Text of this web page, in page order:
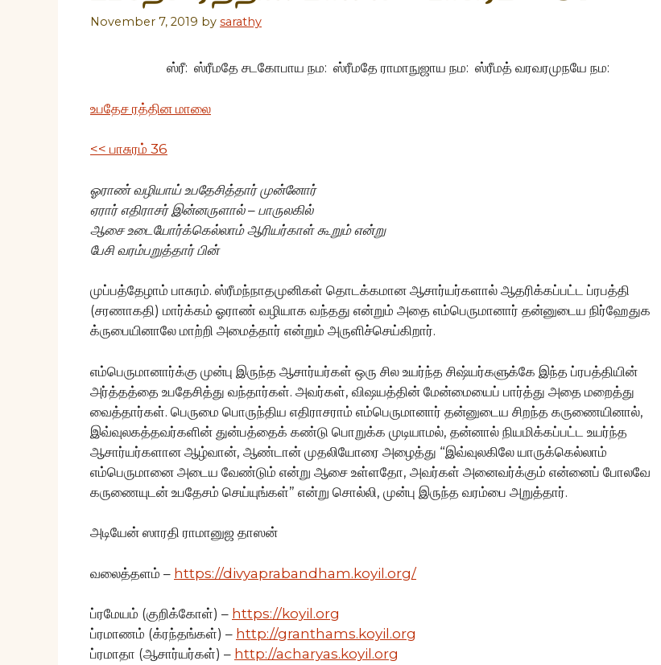
November 7, 2019 by sarathy
ஸ்ரீ: ஸ்ரீமதே சடகோபாய நம: ஸ்ரீமதே ராமாநுஜாய நம: ஸ்ரீமத் வரவரமுநயே நம:
உபதேச ரத்தின மாலை
<< பாசுரம் 36
ஓராண் வழியாய் உபதேசித்தார் முன்னோர்
ஏரார் எதிராசர் இன்னருளால்– பாருலகில்
ஆசை உடையோர்க்கெல்லாம் ஆரியர்காள் கூறும் என்று
பேசி வரம்பறுத்தார் பின்
முப்பத்தேழாம் பாசுரம். ஸ்ரீமந்நாதமுனிகள் தொடக்கமான ஆசார்யர்களால் ஆதரிக்கப்பட்ட ப்ரபத்தி
(சரணாகதி) மார்க்கம் ஓராண் வழியாக வந்தது என்றும் அதை எம்பெருமானார் தன்னுடைய நிர்ஹேதுக
க்ருபையினாலே மாற்றி அமைத்தார் என்றும் அருளிச்செய்கிறார்.
எம்பெருமானார்க்கு முன்பு இருந்த ஆசார்யர்கள் ஒரு சில உயர்ந்த சிஷ்யர்களுக்கே இந்த ப்ரபத்தியின்
அர்த்தத்தை உபதேசித்து வந்தார்கள். அவர்கள், விஷயத்தின் மேன்மையைப் பார்த்து அதை மறைத்து
வைத்தார்கள். பெருமை பொருந்திய எதிராசராம் எம்பெருமானார் தன்னுடைய சிறந்த கருணையினால்,
இவ்வுலகத்தவர்களின் துன்பத்தைக் கண்டு பொறுக்க முடியாமல், தன்னால் நியமிக்கப்பட்ட உயர்ந்த
ஆசார்யர்களான ஆழ்வான், ஆண்டான் முதலியோரை அழைத்து “இவ்வுலகிலே யாருக்கெல்லாம்
எம்பெருமானை அடைய வேண்டும் என்று ஆசை உள்ளதோ, அவர்கள் அனைவர்க்கும் என்னைப் போலவே
கருணையுடன் உபதேசம் செய்யுங்கள்” என்று சொல்லி, முன்பு இருந்த வரம்பை அறுத்தார்.
அடியேன் ஸாரதி ராமானுஜ தாஸன்
வலைத்தளம் – https://divyaprabandham.koyil.org/
ப்ரமேயம் (குறிக்கோள்) – https://koyil.org
ப்ரமாணம் (க்ரந்தங்கள்) – http://granthams.koyil.org
ப்ரமாதா (ஆசார்யர்கள்) – http://acharyas.koyil.org